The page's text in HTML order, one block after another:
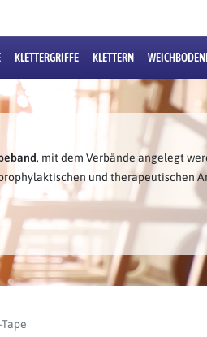
KLETTERGRIFFE KLETTERN
, mit dem Verbände angelegt
und therapeutischen